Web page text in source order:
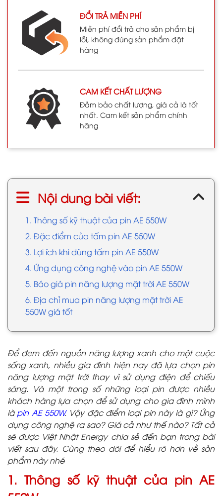
ĐỔI TRẢ MIỄN PHÍ
Miễn phí đổi trả cho sản phẩm bị
lỗi, không đúng sản phẩm đặt
hàng
CAM KẾT CHẤT LƯỢNG
Đảm bảo chất lượng, giá cả là tốt
nhất. Cam kết sản phẩm chính
hãng
Nội dung bài viết:
1. Thông số kỹ thuật của pin AE 550W
2. Đặc điểm của tấm pin AE 550W
3. Lợi ích khi dùng tấm pin AE 550W
4. Ứng dụng công nghệ vào pin AE 550W
5. Báo giá pin năng lượng mặt trời AE 550W
6. Địa chỉ mua pin năng lượng mặt trời AE
550W giá tốt
Để đem đến nguồn năng lượng xanh cho một cuộc
sống xanh, nhiều gia đình hiện nay đã lựa chọn pin
năng lượng mặt trời thay vì sử dụng điện để chiếu
sáng. Và một trong số những loại pin được nhiều
khách hàng lựa chọn để sử dụng cho gia đình mình
là pin AE 550W. Vậy đặc điểm loại pin này là gì? Ứng
dụng công nghệ ra sao? Giá cả như thế nào? Tất cả
sẽ được Việt Nhật Energy chia sẻ đến bạn trong bài
viết sau đây. Cùng theo dõi để hiểu rõ hơn về sản
phẩm này nhé
1. Thông số kỹ thuật của pin AE